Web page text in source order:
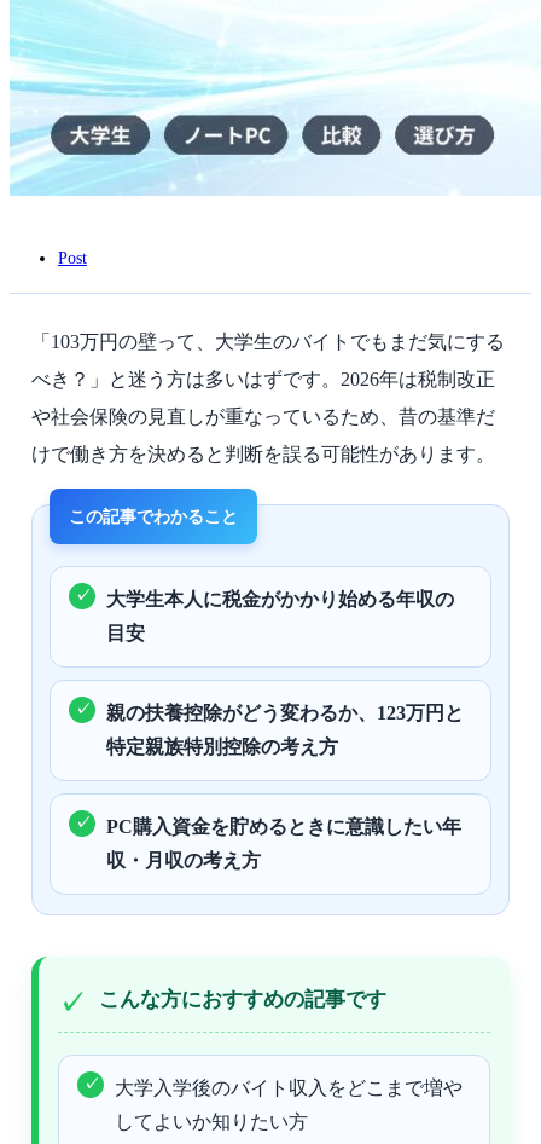
養・
万
円
基
準
を
整
Post
「103万円の壁って、大学生のバイトでもまだ気にする
べき？」と迷う方は多いはずです。2026年は税制改正
や社会保険の見直しが重なっているため、昔の基準だ
けで働き方を決めると判断を誤る可能性があります。
大学生本人に税金がかかり始める年収の
目安
親の扶養控除がどう変わるか、123万円と
特定親族特別控除の考え方
PC購入資金を貯めるときに意識したい年
収・月収の考え方
こんな方におすすめの記事です
大学入学後のバイト収入をどこまで増や
してよいか知りたい方